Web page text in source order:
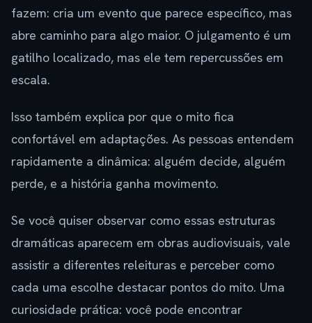
fazem: cria um evento que parece específico, mas
abre caminho para algo maior. O julgamento é um
gatilho localizado, mas ele tem repercussões em
escala.
Isso também explica por que o mito fica
confortável em adaptações. As pessoas entendem
rapidamente a dinâmica: alguém decide, alguém
perde, e a história ganha movimento.
Se você quiser observar como essas estruturas
dramáticas aparecem em obras audiovisuais, vale
assistir a diferentes releituras e perceber como
cada uma escolhe destacar pontos do mito. Uma
curiosidade prática: você pode encontrar